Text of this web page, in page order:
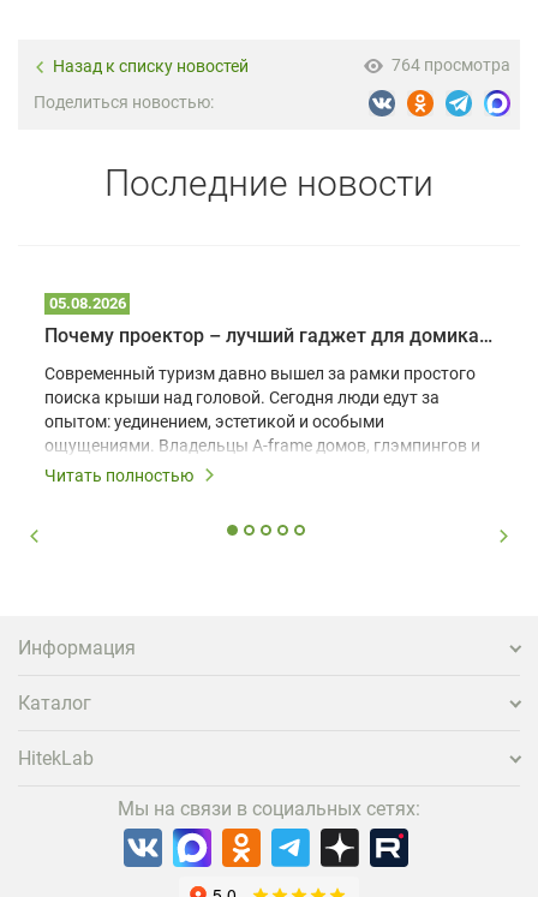
Назад к списку новостей
764 просмотра
Поделиться новостью:
Последние новости
05.08.2026
Почему проектор – лучший гаджет для домика в глэмпинге
Современный туризм давно вышел за рамки простого
поиска крыши над головой. Сегодня люди едут за
опытом: уединением, эстетикой и особыми
ощущениями. Владельцы A-frame домов, глэмпингов и
шале понимают, что конкуренция растет, и
вернуться и поделиться впечатлениями в соцсетях,
проектора.
Читать полностью
Информация
Каталог
HitekLab
Мы на связи в социальных сетях: